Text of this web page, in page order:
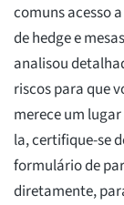
comuns acesso
de hedge e
analisou
riscos para que
merece um
la, certifique-se
formulário de
diretamente,